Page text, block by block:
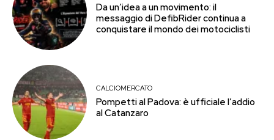
Da un’idea a un movimento: il
messaggio di DefibRider continua a
conquistare il mondo dei motociclisti
CALCIOMERCATO
Pompetti al Padova: è ufficiale l’addio
al Catanzaro